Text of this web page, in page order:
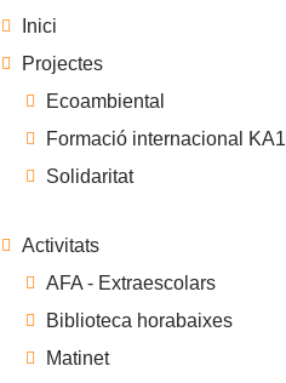
Inici
Projectes
Ecoambiental
Formació internacional KA1
Solidaritat
Activitats
AFA - Extraescolars
Biblioteca horabaixes
Matinet